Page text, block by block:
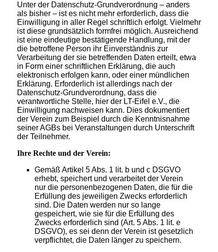
Unter der Datenschutz-Grundverordnung – anders
als bisher – ist es nicht mehr erforderlich, dass die
Einwilligung in aller Regel schriftlich erfolgt. Vielmehr
ist diese grundsätzlich formfrei möglich. Ausreichend
ist eine eindeutige bestätigende Handlung, mit der
die betroffene Person ihr Einverständnis zur
Verarbeitung der sie betreffenden Daten erteilt, etwa
in Form einer schriftlichen Erklärung, die auch
elektronisch erfolgen kann, oder einer mündlichen
Erklärung. Erforderlich ist allerdings nach der
Datenschutz-Grundverordnung, dass die
verantwortliche Stelle, hier der LT-Eifel e.V., die
Einwilligung nachweisen kann. Dies dokumentiert
der Verein zum Beispiel durch die Kenntnisnahme
seiner AGBs bei Veranstaltungen durch Unterschrift
der Teilnehmer.
Ihre Rechte und der Verein:
Gemäß Artikel 5 Abs. 1 lit. b und c DSGVO
erhebt, speichert und verarbeitet der Verein
nur die personenbezogenen Daten, die für die
Erfüllung des jeweiligen Zwecks erforderlich
sind. Die Daten werden nur so lange
gespeichert, wie sie für die Erfüllung des
Zwecks erforderlich sind (Art. 5 Abs. 1 lit. e
DSGVO), es sei denn der Verein ist gesetzlich
verpflichtet, die Daten länger zu speichern.